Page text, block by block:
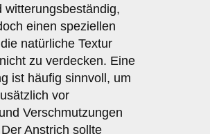
witterungsbeständig,
einen speziellen
natürliche Textur
zu verdecken. Eine
ist häufig sinnvoll, um
vor
Verschmutzungen
Anstrich sollte